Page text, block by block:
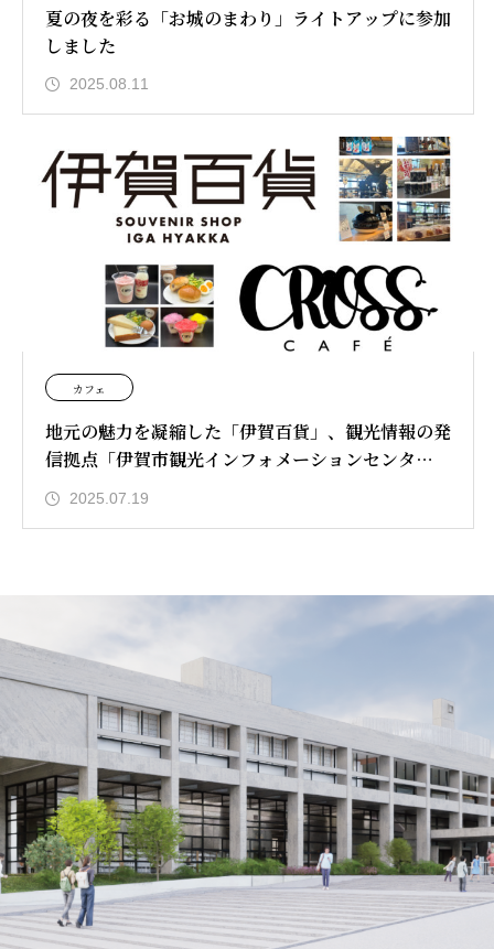
夏の夜を彩る「お城のまわり」ライトアップに参加
しました
2025.08.11
カフェ
地元の魅力を凝縮した「伊賀百貨」、観光情報の発
信拠点「伊賀市観光インフォメーションセンタ
ー」、カフェ「CROSS CAFE」も同日オープン
2025.07.19